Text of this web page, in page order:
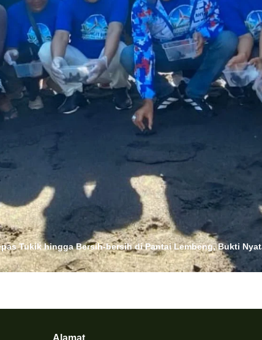
Tukik hingga Bersih-bersih di Pantai Lembeng, Bukti